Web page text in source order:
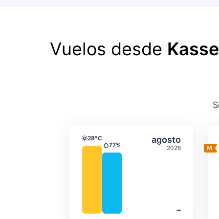
Vuelos desde
agosto
2026
‐
Temperatura y
Temperatura
28°C
Precipitación
77%
Seleccionar